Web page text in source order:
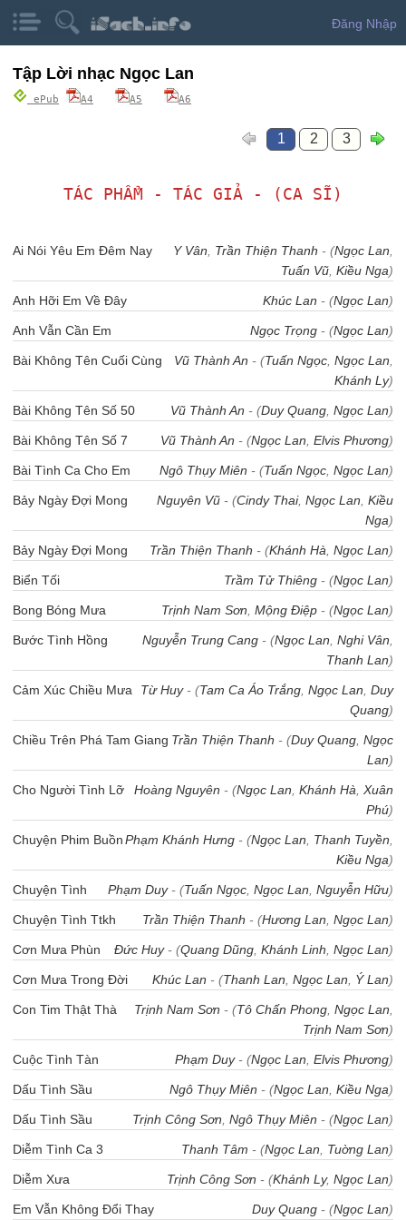
Đăng Nhập
Tập Lời nhạc Ngọc Lan
ePub A4 A5 A6
1 2 3
TÁC PHẨM - TÁC GIẢ - (CA SĨ)
Ai Nói Yêu Em Đêm Nay Y Vân Trần Thiện Thanh - (Ngọc Lan
Tuấn Vũ Kiều Nga)
Anh Hỡi Em Về Đây Khúc Lan - (Ngọc Lan)
Anh Vẫn Cần Em Ngọc Trọng - (Ngọc Lan)
Bài Không Tên Cuối Cùng Vũ Thành An - (Tuấn Ngọc Ngọc Lan
Khánh Ly)
Bài Không Tên Số 50 Vũ Thành An - (Duy Quang Ngọc Lan)
Bài Không Tên Số 7 Vũ Thành An - (Ngọc Lan Elvis Phương)
Bài Tình Ca Cho Em Ngô Thụy Miên - (Tuấn Ngọc Ngọc Lan)
Bảy Ngày Đợi Mong Nguyên Vũ - (Cindy Thai, Ngọc Lan Kiều
Nga)
Bảy Ngày Đợi Mong Trần Thiện Thanh - (Khánh Hà Ngọc Lan)
Biển Tối Trầm Tử Thiêng - (Ngọc Lan)
Bong Bóng Mưa Trịnh Nam Sơn Mộng Điệp - (Ngọc Lan)
Bước Tình Hồng Nguyễn Trung Cang - (Ngọc Lan Nghi Vân
Thanh Lan)
Cảm Xúc Chiều Mưa Từ Huy- (Tam Ca Áo Trắng Ngọc Lan Duy
Quang)
Chiều Trên Phá Tam Giang Trần Thiện Thanh - (Duy Quang Ngọc
Lan)
Cho Người Tình Lỡ Hoàng Nguyên - (Ngọc Lan Khánh Hà
Xuân
Phú)
Chuyện Phim BuồnPhạm Khánh Hưng - (Ngọc Lan Thanh Tuyền
Kiều Nga)
Chuyện Tình Phạm Duy- (Tuấn Ngọc Ngọc Lan Nguyễn Hữu)
Chuyện Tình Ttkh Trần Thiện Thanh - (Hương Lan Ngọc Lan)
Cơn Mưa Phùn Đức Huy- (Quang Dũng Khánh Linh Ngọc Lan)
Cơn Mưa Trong Đời Khúc Lan - (Thanh Lan Ngọc Lan Ý Lan)
Con Tim Thật Thà Trịnh Nam Sơn - (Tô Chấn Phong Ngọc Lan
Trịnh Nam Sơn)
Cuộc Tình Tàn Phạm Duy- (Ngọc Lan Elvis Phương)
Dấu Tình Sầu Ngô Thụy Miên - (Ngọc Lan Kiều Nga)
Dấu Tình Sầu Trịnh Công Sơn Ngô Thụy Miên - (Ngọc Lan)
Diễm Tình Ca 3 Thanh Tâm - (Ngọc Lan Tuờng Lan)
Diễm Xưa Trịnh Công Sơn - (Khánh Ly, Ngọc Lan)
Em Vẫn Không Đổi Thay Duy Quang - (Ngọc Lan)